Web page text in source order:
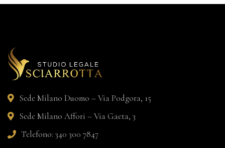
Sede Milano Duomo – Via Podgora, 15
Sede Milano Affori – Via Gaeta, 3
Telefono: 340 300 7847